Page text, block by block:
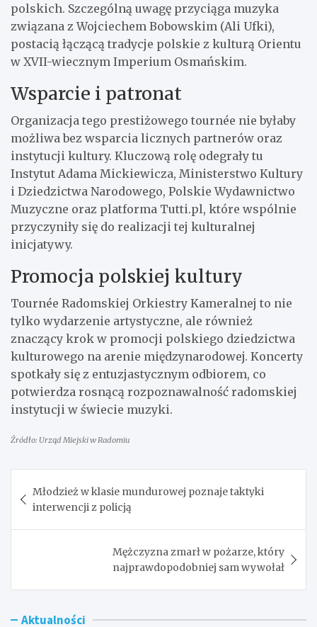
polskich. Szczególną uwagę przyciąga muzyka
związana z Wojciechem Bobowskim (Ali Ufki),
postacią łączącą tradycje polskie z kulturą Orientu
w XVII-wiecznym Imperium Osmańskim.
Wsparcie i patronat
Organizacja tego prestiżowego tournée nie byłaby
możliwa bez wsparcia licznych partnerów oraz
instytucji kultury. Kluczową rolę odegrały tu
Instytut Adama Mickiewicza, Ministerstwo Kultury
i Dziedzictwa Narodowego, Polskie Wydawnictwo
Muzyczne oraz platforma Tutti.pl, które wspólnie
przyczyniły się do realizacji tej kulturalnej
inicjatywy.
Promocja polskiej kultury
Tournée Radomskiej Orkiestry Kameralnej to nie
tylko wydarzenie artystyczne, ale również
znaczący krok w promocji polskiego dziedzictwa
kulturowego na arenie międzynarodowej. Koncerty
spotkały się z entuzjastycznym odbiorem, co
potwierdza rosnącą rozpoznawalność radomskiej
instytucji w świecie muzyki.
Źródło: Urząd Miejski w Radomiu
wpisu
Młodzież w klasie mundurowej poznaje taktyki
interwencji z policją
Mężczyzna zmarł w pożarze, który
najprawdopodobniej sam wywołał
Aktualności